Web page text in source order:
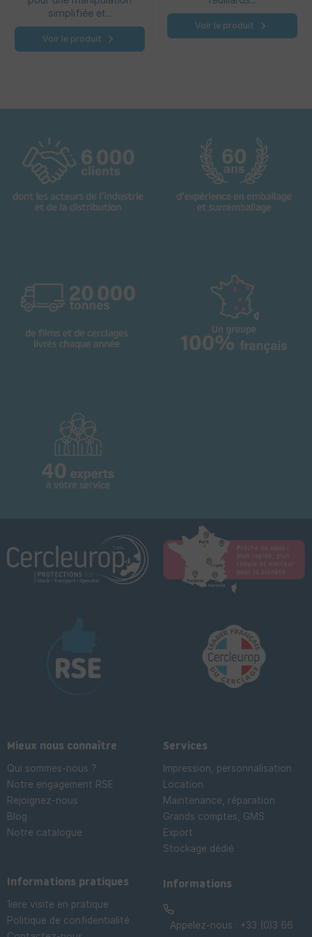
simplifiée et...
Voir le produit
Voir le produit
Mieux nous connaître
Qui sommes-nous ?
Notre engagement RSE
Rejoignez-nous
Blog
Notre catalogue
Services
Impression, personnalisation
Location
Maintenance, réparation
Grands comptes, GMS
Export
Stockage dédié
Informations pratiques
1iere visite en pratique
Politique de confidentialité
Informations
Appelez-nous : +33 (0)3 66